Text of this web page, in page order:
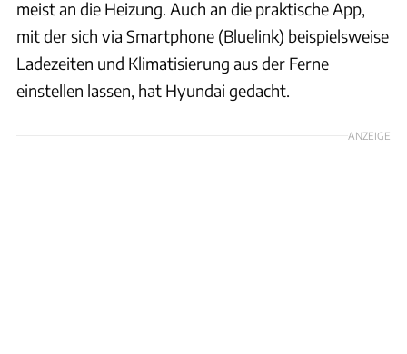
meist an die Heizung. Auch an die praktische App,
mit der sich via Smartphone (Bluelink) beispielsweise
Ladezeiten und Klimatisierung aus der Ferne
einstellen lassen, hat Hyundai gedacht.
ANZEIGE